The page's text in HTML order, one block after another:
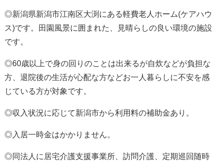
◎新潟県新潟市江南区大渕にある軽費老人ホーム(ケアハウ
ス)です。田園風景に囲まれた、見晴らしの良い環境の施設
です。
◎60歳以上で身の回りのことは出来るが自炊などが負担な
方、退院後の生活が心配な方などお一人暮らしに不安を感
じている方が対象です。
◎収入状況に応じて新潟市から利用料の補助金あり。
◎入居一時金はかかりません。
◎同法人に居宅介護支援事業所、訪問介護、定期巡回随時